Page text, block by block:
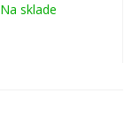
Na sklade